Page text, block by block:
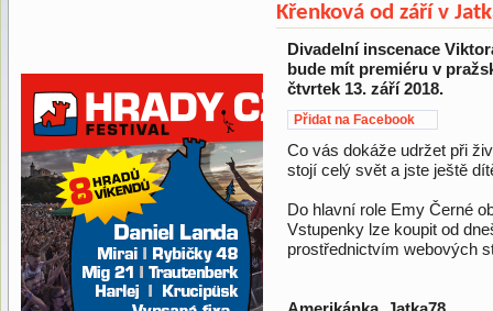
Křenková od září v
Divadelní inscenace
bude mít premiéru v
čtvrtek 13. září 2018.
Přidat na Facebook
Co vás dokáže udržet při
stojí celý svět a jste ještě
Do hlavní role Emy Černé
Vstupenky lze koupit od
prostřednictvím webových